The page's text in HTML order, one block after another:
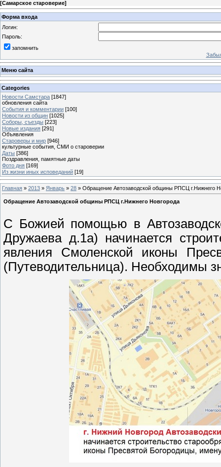
[Самарское староверие]
Форма входа
Логин:
Пароль:
запомнить
Меню сайта
Categories
Новости Самстара [1847]
обновления сайта
События и комментарии [100]
Новости из общин [1025]
Соборы, съезды [223]
Новые издания [291]
Объявления
Староверы и мир [946]
культурные события, СМИ о староверии
Даты [386]
Поздравления, памятные даты
Фото дня [169]
Из жизни иных исповеданий [19]
Главная » 2013 » Январь » 28 » Обращение Автозаводской общины РПСЦ г.Нижнего
Обращение Автозаводской общины РПСЦ г.Нижнего Новгорода
С Божией помощью в
Дружаева д.1а) начинается
явления Смоленской иконы
(Путеводительница). Необходимы